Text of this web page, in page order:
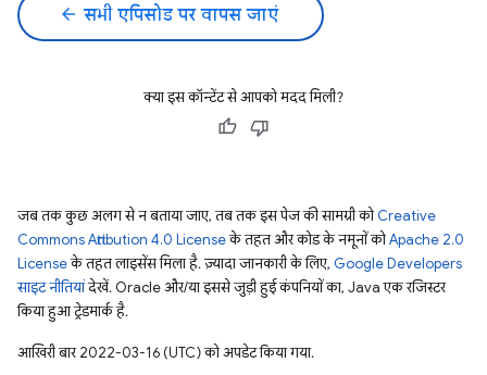
arrow_back सभी एपिसोड पर वापस जाएं
क्या इस कॉन्टेंट से आपको मदद मिली?
जब तक कुछ अलग से न बताया जाए, तब तक इस पेज की सामग्री कोCreative
Commons Attribution 4.0 Licenseके तहत और कोड के नमूनों कोApache 2.0
Licenseके तहत लाइसेंस मिला है. ज़्यादा जानकारी के लिए, Google Developers
साइट नीतियांदेखें. Oracle और/या इससे जुड़ी हुई कंपनियों का, Java एक रजिस्टर
किया हुआ ट्रेडमार्क है.
आखिरी बार 2022-03-16 (UTC) को अपडेट किया गया.